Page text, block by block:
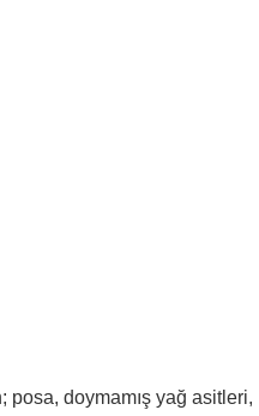
doymamış yağ asitleri,